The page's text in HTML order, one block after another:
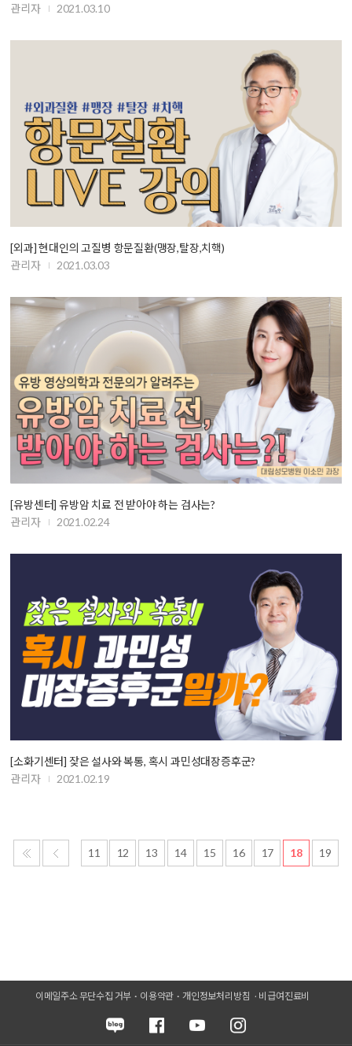
관리자
2021.03.10
[외과] 현대인의 고질병 항문질환(맹장,탈장,치핵)
관리자
2021.03.03
[유방센터] 유방암 치료 전 받아야 하는 검사는?
관리자
2021.02.24
[소화기센터] 잦은 설사와 복통, 혹시 과민성대장증후군?
관리자
2021.02.19
11 12 13 14 15 16 17 18 19
이메일주소 무단수집 거부 이용약관 개인정보처리방침 비급여진료비